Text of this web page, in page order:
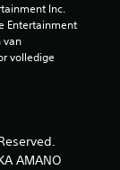
Inc.
Entertainment
van
volledige
AMANO